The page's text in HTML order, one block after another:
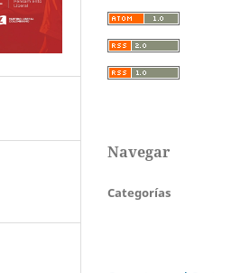
Navegar
Categorías